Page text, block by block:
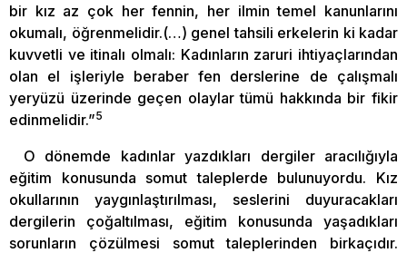
bir kız az çok her fennin, her ilmin temel kanunlarını
okumalı, öğrenmelidir.(…) genel tahsili erkelerin ki kadar
kuvvetli ve itinalı olmalı: Kadınların zaruri ihtiyaçlarından
olan el işleriyle beraber fen derslerine de çalışmalı
yeryüzü üzerinde geçen olaylar tümü hakkında bir fikir
edinmelidir.”5
O dönemde kadınlar yazdıkları dergiler aracılığıyla
eğitim konusunda somut taleplerde bulunuyordu. Kız
okullarının yaygınlaştırılması, seslerini duyuracakları
dergilerin çoğaltılması, eğitim konusunda yaşadıkları
sorunların çözülmesi somut taleplerinden birkaçıdır.